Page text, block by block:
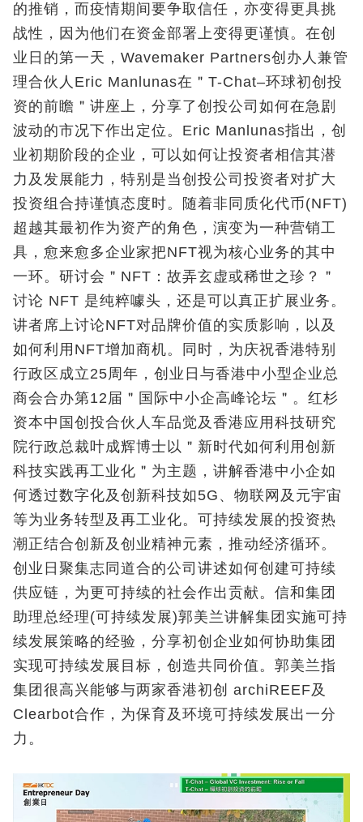
的推销，而疫情期间要争取信任，亦变得更具挑
战性，因为他们在资金部署上变得更谨慎。在创
业日的第一天，Wavemaker Partners创办人兼管
理合伙人Eric Manlunas在＂T-Chat–环球初创投
资的前瞻＂讲座上，分享了创投公司如何在急剧
波动的市况下作出定位。Eric Manlunas指出，创
业初期阶段的企业，可以如何让投资者相信其潜
力及发展能力，特别是当创投公司投资者对扩大
投资组合持谨慎态度时。随着非同质化代币(NFT)
超越其最初作为资产的角色，演变为一种营销工
具，愈来愈多企业家把NFT视为核心业务的其中
一环。研讨会＂NFT：故弄玄虚或稀世之珍？＂
讨论 NFT 是纯粹噱头，还是可以真正扩展业务。
讲者席上讨论NFT对品牌价值的实质影响，以及
如何利用NFT增加商机。同时，为庆祝香港特别
行政区成立25周年，创业日与香港中小型企业总
商会合办第12届＂国际中小企高峰论坛＂。红杉
资本中国创投合伙人车品觉及香港应用科技研究
院行政总裁叶成辉博士以＂新时代如何利用创新
科技实践再工业化＂为主题，讲解香港中小企如
何透过数字化及创新科技如5G、物联网及元宇宙
等为业务转型及再工业化。可持续发展的投资热
潮正结合创新及创业精神元素，推动经济循环。
创业日聚集志同道合的公司讲述如何创建可持续
供应链，为更可持续的社会作出贡献。信和集团
助理总经理(可持续发展)郭美兰讲解集团实施可持
续发展策略的经验，分享初创企业如何协助集团
实现可持续发展目标，创造共同价值。郭美兰指
集团很高兴能够与两家香港初创 archiREEF及
Clearbot合作，为保育及环境可持续发展出一分
力。